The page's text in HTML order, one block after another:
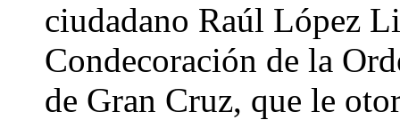
ciudadano Raúl López
Condecoración de la
de Gran Cruz, que le